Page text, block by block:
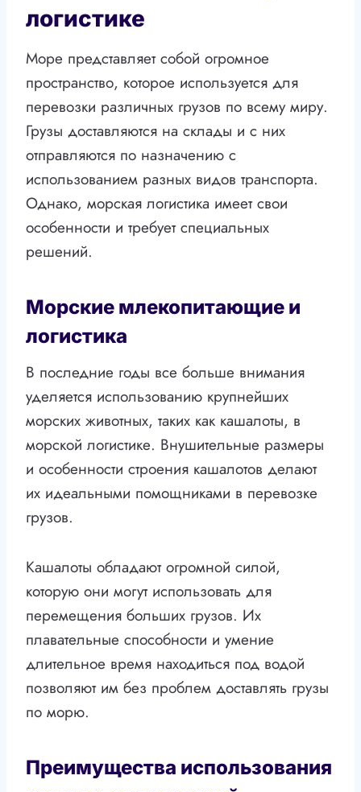
логистике
Море представляет собой огромное
пространство, которое используется для
перевозки различных грузов по всему миру.
Грузы доставляются на склады и с них
отправляются по назначению с
использованием разных видов транспорта.
Однако, морская логистика имеет свои
особенности и требует специальных
решений.
Морские млекопитающие и
логистика
В последние годы все больше внимания
уделяется использованию крупнейших
морских животных, таких как кашалоты, в
морской логистике. Внушительные размеры
и особенности строения кашалотов делают
их идеальными помощниками в перевозке
грузов.
Кашалоты обладают огромной силой,
которую они могут использовать для
перемещения больших грузов. Их
плавательные способности и умение
длительное время находиться под водой
позволяют им без проблем доставлять грузы
по морю.
Преимущества использования